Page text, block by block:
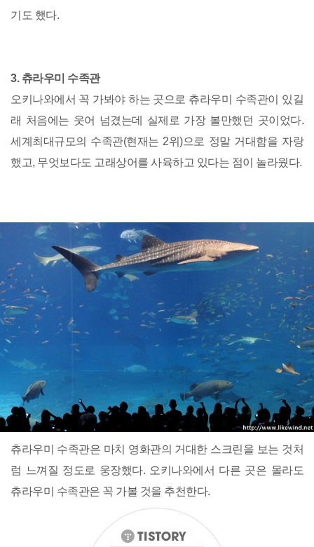
기도 했다.
3. 츄라우미 수족관
오키나와에서 꼭 가봐야 하는 곳으로 츄라우미 수족관이 있길
래 처음에는 웃어 넘겼는데 실제로 가장 볼만했던 곳이었다.
세계최대규모의 수족관(현재는 2위)으로 정말 거대함을 자랑
했고, 무엇보다도 고래상어를 사육하고 있다는 점이 놀라웠다.
츄라우미 수족관은 마치 영화관의 거대한 스크린을 보는 것처
럼 느껴질 정도로 웅장했다. 오키나와에서 다른 곳은 몰라도
츄라우미 수족관은 꼭 가볼 것을 추천한다.